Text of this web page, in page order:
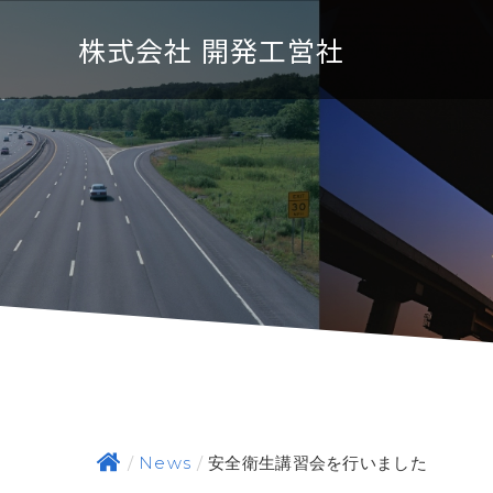
株式会社 開発工営社
News 安全衛生講習会を行いました